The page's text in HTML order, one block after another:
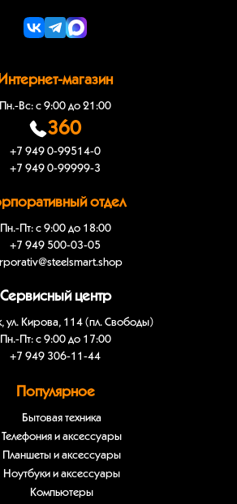
Интернет-магазин
Пн.-Вс: с 9:00 до 21:00
360
+7 949 0-99514-0
+7 949 0-99999-3
отдел
Пн.-Пт: с 9:00 до 18:00
+7 949 500-03-05
Сервисный центр
ул. Кирова, 114 (пл. Свободы)
Пн.-Пт: с 9:00 до 17:00
+7 949 306-11-44
Популярное
Бытовая техника
Телефония и аксессуары
Планшеты и аксессуары
Ноутбуки и аксессуары
Компьютеры